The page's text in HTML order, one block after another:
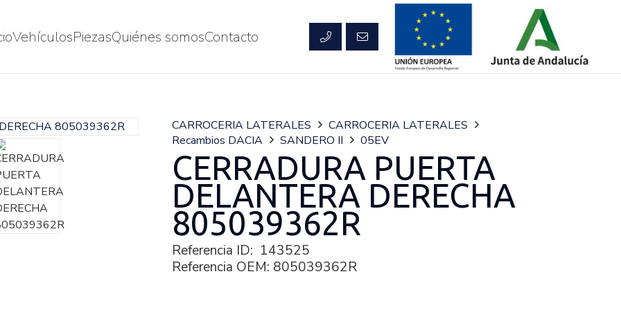
VehículosPiezasQuiénes somosContacto
CARROCERIA LATERALES
CARROCERIA LATERALES
Recambios DACIA
SANDERO II 05EV
CERRADURA PUERTA
DELANTERA DERECHA
805039362R
Referencia ID: 143525
Referencia OEM: 805039362R